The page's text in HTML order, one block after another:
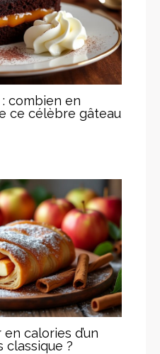
combien en
ce célèbre gâteau
calories d’un
classique ?